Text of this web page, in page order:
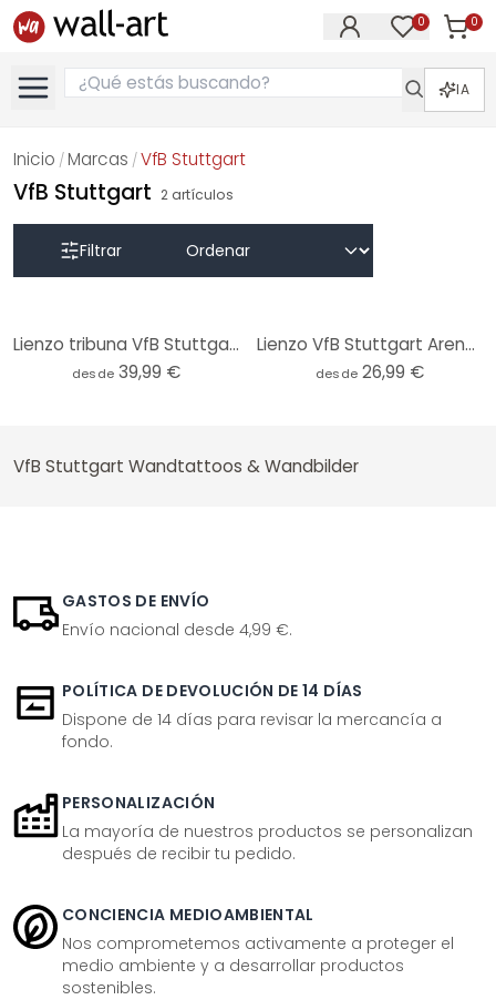
0 0
IA
Inicio / Marcas /VfB Stuttgart
VfB Stuttgart 2 artículos
Filtrar
Lienzo tribuna VfB Stuttgart Arena - Panorama
desde 39,99 €
Lienzo VfB Stuttgart Arena noche
desde 26,99 €
VfB Stuttgart Wandtattoos & Wandbilder
GASTOS DE ENVÍO
Envío nacional desde 4,99 €.
POLÍTICA DE DEVOLUCIÓN DE 14 DÍAS
Dispone de 14 días para revisar la mercancía a
fondo.
PERSONALIZACIÓN
La mayoría de nuestros productos se personalizan
después de recibir tu pedido.
CONCIENCIA MEDIOAMBIENTAL
Nos comprometemos activamente a proteger el
medio ambiente y a desarrollar productos
sostenibles.